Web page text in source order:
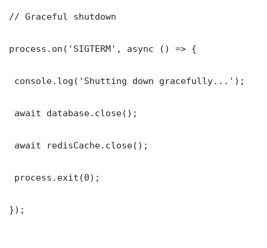
// Graceful shutdown
process.on('SIGTERM', async () => {
console.log('Shutting down gracefully...');
await database.close();
await redisCache.close();
process.exit(0);
});